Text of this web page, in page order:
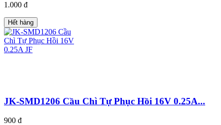
1.000 đ
Hết hàng
JK-SMD1206 Cầu Chì Tự Phục Hồi 16V 0.25A...
900 đ